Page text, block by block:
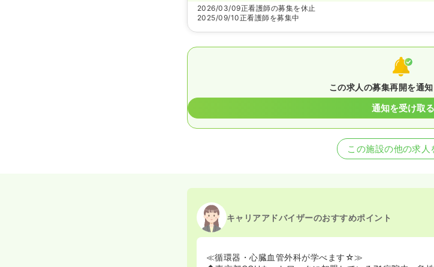
2026/03/09正看護師の募集を休止
2025/09/10正看護師を募集中
この求人の募集再開を通
通知を受け取る
この施設の他の求人
キャリアアドバイザーのおすすめポイント
≪循環器・心臓血管外科が学べます☆≫